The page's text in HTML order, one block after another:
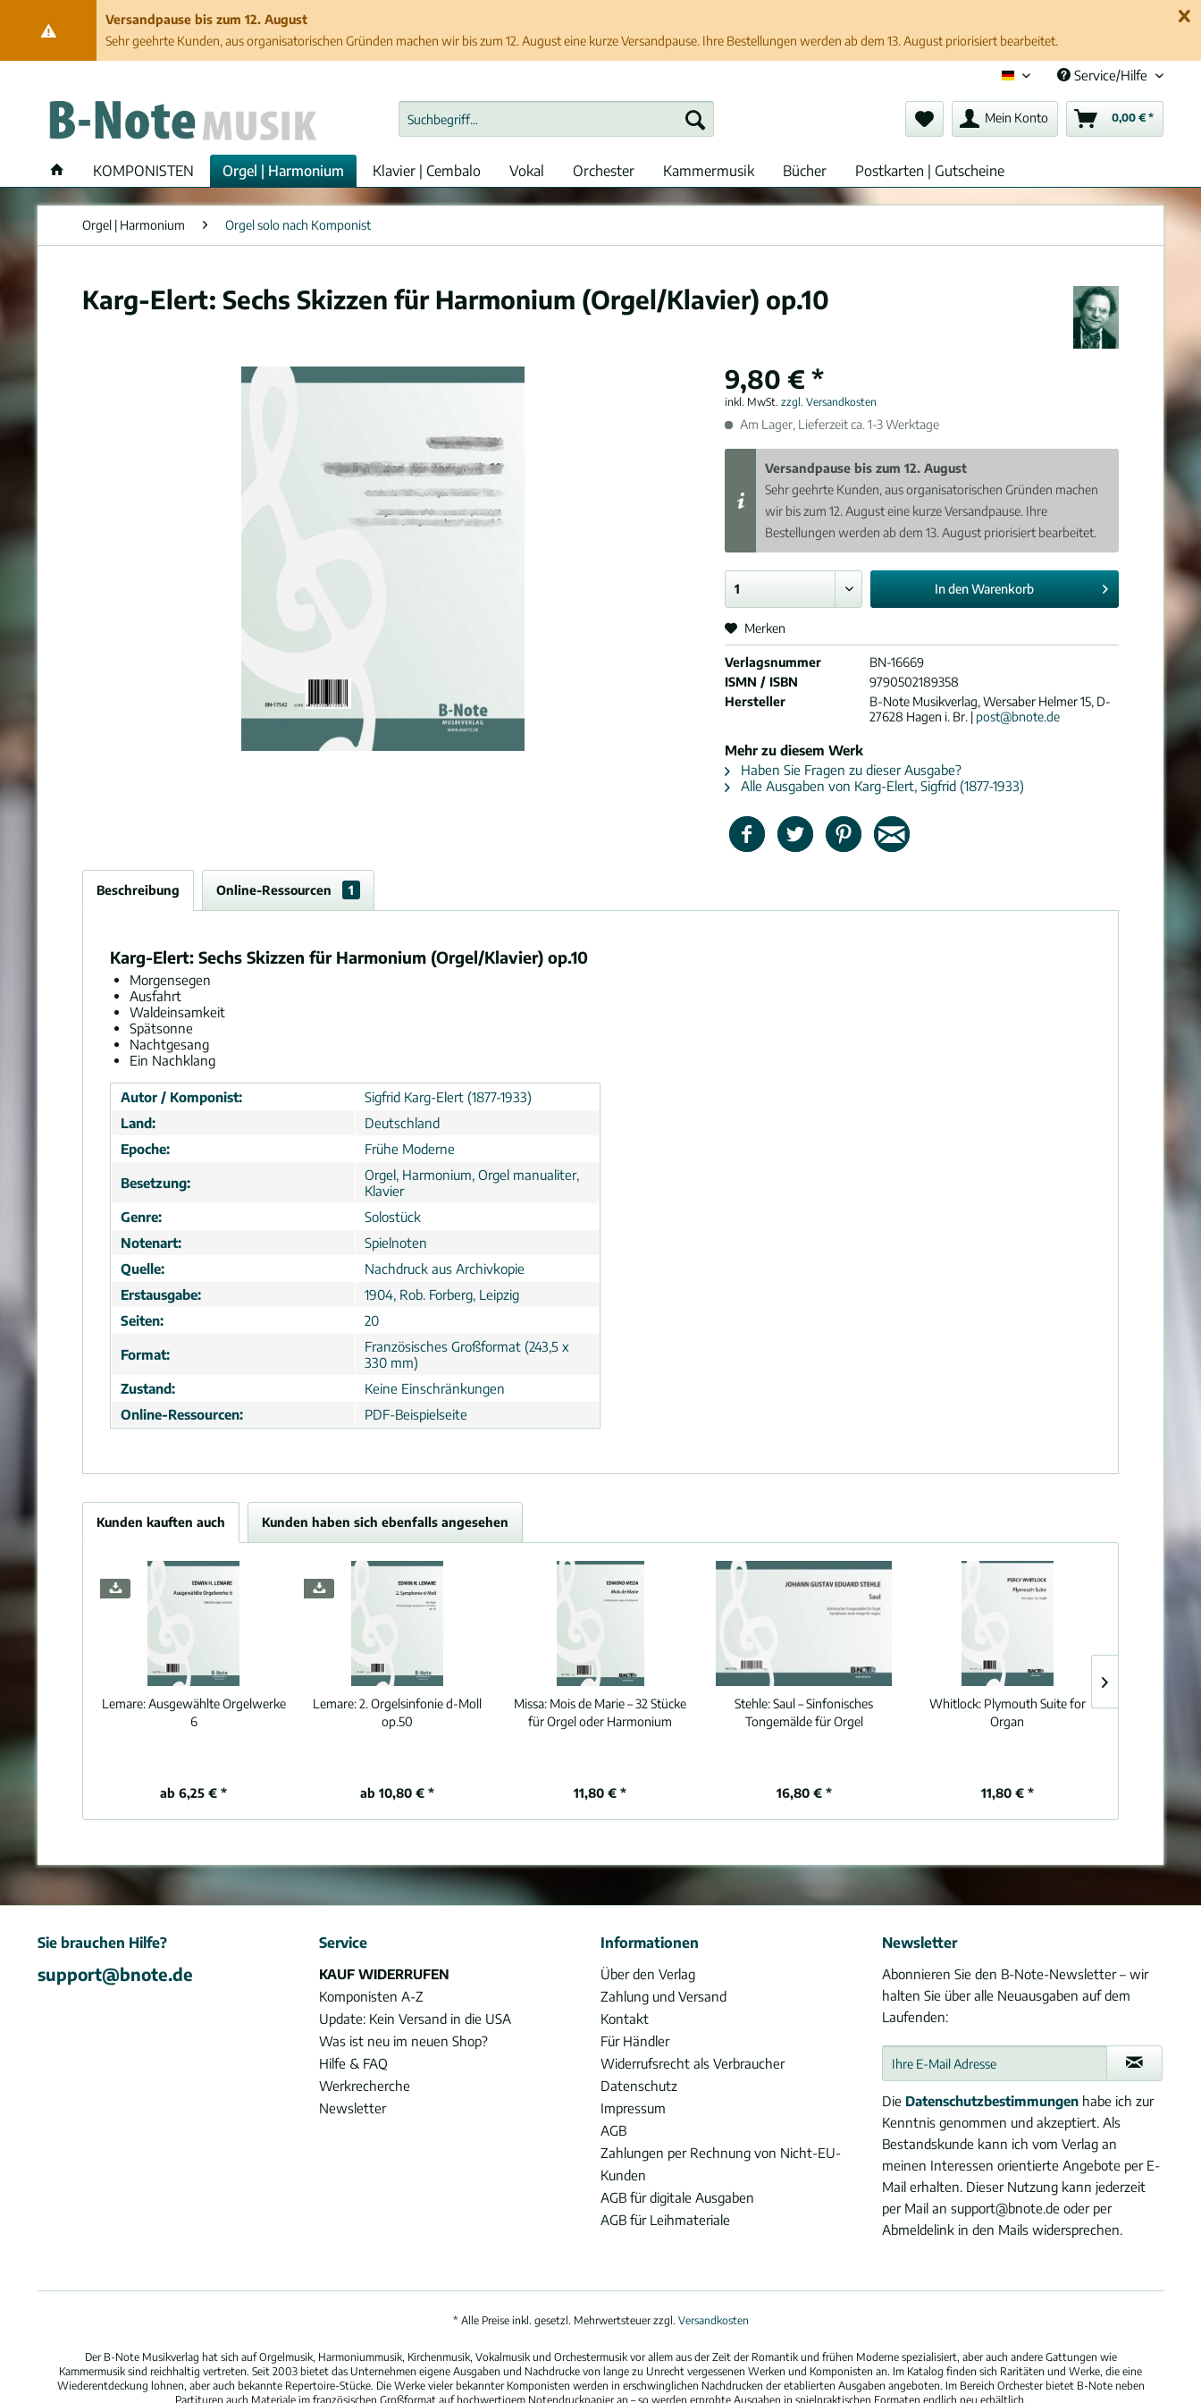
Versandpause bis zum 12. August
Sehr geehrte Kunden, aus organisatorischen Gründen machen wir bis zum 12. August eine kurze Versandpause. Ihre Bestellungen werden ab dem 13. August priorisiert bearbeitet.
Deutsch (de)
Service/Hilfe
Mein Konto 0,00 € *
KOMPONISTEN Orgel | Harmonium Klavier | Cembalo Vokal Orchester Kammermusik Bücher Postkarten | Gutscheine
Orgel | Harmonium Orgel solo nach Komponist
Karg-Elert: Sechs Skizzen für Harmonium (Orgel/Klavier) op.10
9,80 € *
inkl. MwSt.zzgl. Versandkosten
Am Lager, Lieferzeit ca. 1-3 Werktage
Versandpause bis zum 12. August
Sehr geehrte Kunden, aus organisatorischen Gründen machen
wir bis zum 12. August eine kurze Versandpause. Ihre
Bestellungen werden ab dem 13. August priorisiert bearbeitet.
In denWarenkorb
Merken
Verlagsnummer
BN-16669
ISMN / ISBN
9790502189358
Hersteller
B-Note Musikverlag, Wersaber Helmer 15, D-
27628 Hagen i. Br. | post@bnote.de
Mehr zu diesem Werk
Haben Sie Fragen zu dieser Ausgabe?
Alle Ausgaben von Karg-Elert, Sigfrid (1877-1933)
Beschreibung Online-Ressourcen 1
Karg-Elert: Sechs Skizzen für Harmonium (Orgel/Klavier) op.10
Morgensegen
Ausfahrt
Waldeinsamkeit
Spätsonne
Nachtgesang
Ein Nachklang
Autor / Komponist:
Sigfrid Karg-Elert (1877-1933)
Land:
Deutschland
Epoche:
Frühe Moderne
Besetzung:
Orgel, Harmonium, Orgel manualiter,
Klavier
Genre:
Solostück
Notenart:
Spielnoten
Quelle:
Nachdruck aus Archivkopie
Erstausgabe:
1904, Rob. Forberg, Leipzig
Seiten:
20
Format:
Französisches Großformat (243,5 x
330 mm)
Zustand:
Keine Einschränkungen
Online-Ressourcen:
PDF-Beispielseite
Kunden kauften auch Kunden haben sich ebenfalls angesehen
Lemare:Ausgewählte Orgelwerke
6
ab 6,25 € *
Lemare:2. Orgelsinfonie d-Moll
op.50
ab 10,80 € *
Missa: Mois de Marie – 32 Stücke
für Orgel oder Harmonium
11,80 € *
Stehle:Saul – Sinfonisches
Tongemälde für Orgel
16,80 € *
Whitlock: Plymouth Suite for
Organ
11,80 € *
Sie brauchen Hilfe?
support@bnote.de
Service
KAUF WIDERRUFEN
Komponisten A-Z
Update: Kein Versand in die USA
Was ist neu im neuen Shop?
Hilfe & FAQ
Werkrecherche
Newsletter
Informationen
Über den Verlag
Zahlung und Versand
Kontakt
Für Händler
Widerrufsrecht als Verbraucher
Datenschutz
Impressum
AGB
Zahlungen per Rechnung von Nicht-EU-
Kunden
AGB für digitale Ausgaben
AGB für Leihmateriale
Newsletter
Abonnieren Sie den B-Note-Newsletter – wir
halten Sie über alle Neuausgaben auf dem
Laufenden:
Die Datenschutzbestimmungen habe ich zur
Kenntnis genommen und akzeptiert. Als
Bestandskunde kann ich vom Verlag an
meinen Interessen orientierte Angebote per E-
Mail erhalten. Dieser Nutzung kann jederzeit
per Mail an support@bnote.de oder per
Abmeldelink in den Mails widersprechen.
* Alle Preise inkl. gesetzl. Mehrwertsteuer zzgl. Versandkosten
Der B-Note Musikverlag hat sich auf Orgelmusik, Harmoniummusik, Kirchenmusik, Vokalmusik und Orchestermusik vor allem aus der Zeit der Romantik und frühen Moderne spezialisiert, aber auch andere Gattungen wie
Kammermusik sind reichhaltig vertreten. Seit 2003 bietet das Unternehmen eigene Ausgaben und Nachdrucke von lange zu Unrecht vergessenen Werken und Komponisten an. Im Katalog finden sich Raritäten und Werke, die eine
Wiederentdeckung lohnen, aber auch bekannte Repertoire-Stücke. Die Werke vieler bekannter Komponisten werden in erschwinglichen Nachdrucken der etablierten Ausgaben angeboten. Im Bereich Orchester bietet B-Note neben
Partituren auch Materiale im französischen Großformat auf hochwertigem Notendruckpapier an – so werden erprobte Ausgaben in spielpraktischen Formaten endlich neu erhältlich.